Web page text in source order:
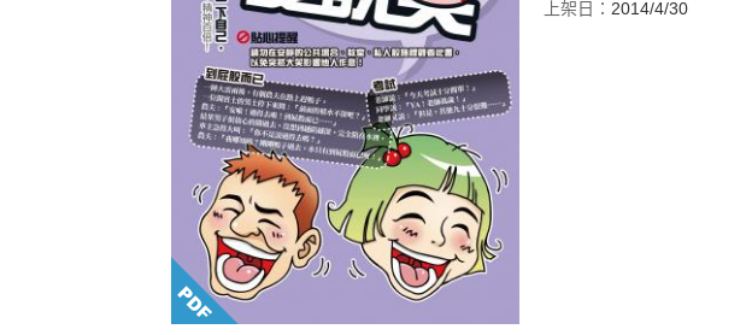
上架日： 2014/4/30